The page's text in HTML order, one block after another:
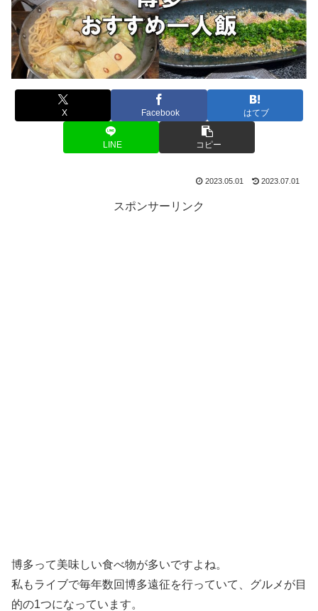
X Facebook はてブ
LINE コピー
2023.05.01 2023.07.01
スポンサーリンク
博多って美味しい食べ物が多いですよね。
私もライブで毎年数回博多遠征を行っていて、グルメが目
的の1つになっています。